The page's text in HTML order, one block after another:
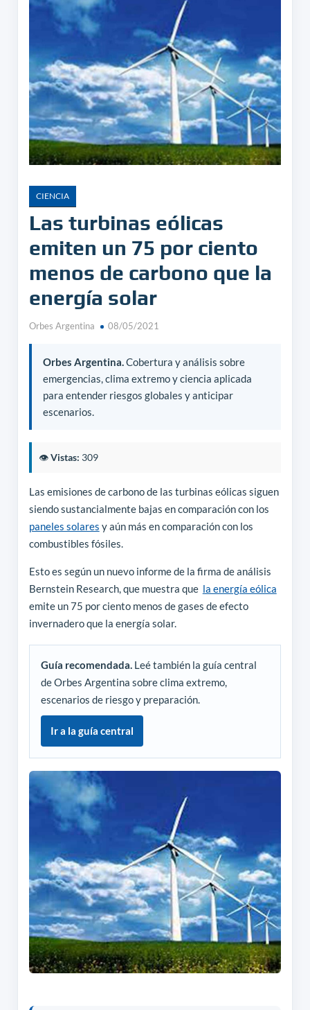
CIENCIA
Las turbinas eólicas
emiten un 75 por ciento
menos de carbono que la
energía solar
Orbes Argentina 08/05/2021
Orbes Argentina.Cobertura y análisis sobre
emergencias, clima extremo y ciencia aplicada
para entender riesgos globales y anticipar
escenarios.
👁️Vistas: 309
Las emisiones de carbono de las turbinas eólicas siguen
siendo sustancialmente bajas en comparación con los
paneles solares y aún más en comparación con los
combustibles fósiles.
Esto es según un nuevo informe de la firma de análisis
Bernstein Research, que muestra que la energía eólica
emite un 75 por ciento menos de gases de efecto
invernadero que la energía solar.
Guía recomendada.Leé también la guía central
de Orbes Argentina sobre clima extremo,
escenarios de riesgo y preparación.
Ir a la guía central